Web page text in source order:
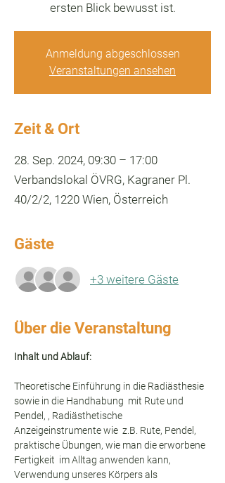
ersten Blick bewusst ist.
Anmeldung abgeschlossen
Veranstaltungen ansehen
Zeit & Ort
28. Sep. 2024, 09:30 – 17:00
Verbandslokal ÖVRG, Kagraner Pl.
40/2/2, 1220 Wien, Österreich
Gäste
+3 weitere Gäste
Über die Veranstaltung
Inhalt und Ablauf:
Theoretische Einführung in die Radiästhesie
sowie in die Handhabung  mit Rute und
Pendel, , Radiästhetische
Anzeigeinstrumente wie  z.B. Rute, Pendel,
praktische Übungen, wie man die erworbene
Fertigkeit  im Alltag anwenden kann,
Verwendung unseres Körpers als